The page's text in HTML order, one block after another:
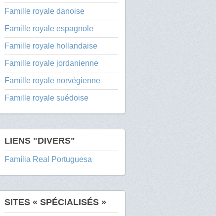
Famille royale danoise
Famille royale espagnole
Famille royale hollandaise
Famille royale jordanienne
Famille royale norvégienne
Famille royale suédoise
LIENS "DIVERS"
Família Real Portuguesa
SITES « SPÉCIALISÉS »